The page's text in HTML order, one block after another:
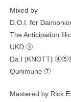
Mixed by
D.O.I. for
The Anticipation
UKD ③
Da.I (KNOTT)
Qunimune ⑦
Mastered by Rick